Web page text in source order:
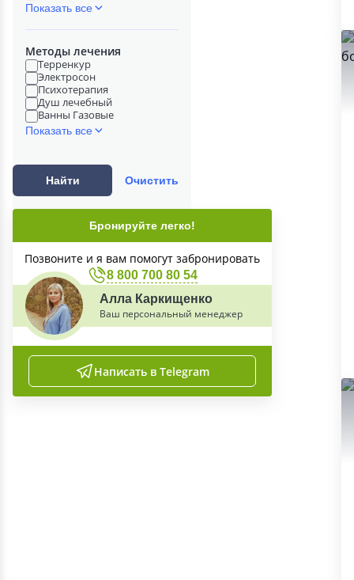
Показать все
Методы лечения
Терренкур
Электросон
Психотерапия
Душ лечебный
Ванны Газовые
Показать все
Найти Очистить
Бронируйте легко!
Позвоните и я вам помогут забронировать
8 800 700 80 54
Алла Каркищенко
Ваш персональный менеджер
Написать в Telegram